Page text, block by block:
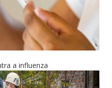
a influenza